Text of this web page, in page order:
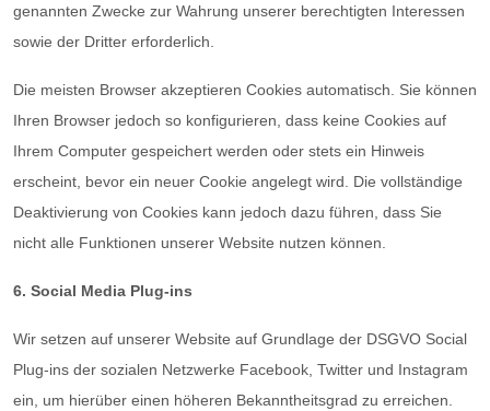
genannten Zwecke zur Wahrung unserer berechtigten Interessen
sowie der Dritter erforderlich.
Die meisten Browser akzeptieren Cookies automatisch. Sie können
Ihren Browser jedoch so konfigurieren, dass keine Cookies auf
Ihrem Computer gespeichert werden oder stets ein Hinweis
erscheint, bevor ein neuer Cookie angelegt wird. Die vollständige
Deaktivierung von Cookies kann jedoch dazu führen, dass Sie
nicht alle Funktionen unserer Website nutzen können.
6. Social Media Plug-ins
Wir setzen auf unserer Website auf Grundlage der DSGVO Social
Plug-ins der sozialen Netzwerke Facebook, Twitter und Instagram
ein, um hierüber einen höheren Bekanntheitsgrad zu erreichen.